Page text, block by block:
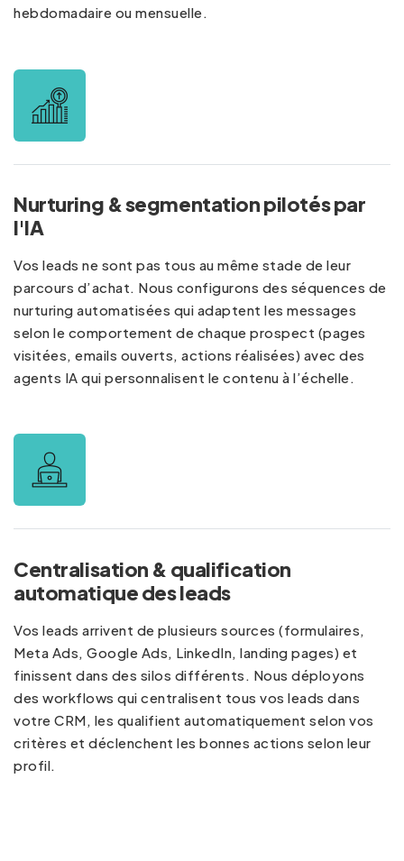
hebdomadaire ou mensuelle.
Nurturing & segmentation pilotés par
l'IA
Vos leads ne sont pas tous au même stade de leur
parcours d’achat. Nous configurons des séquences de
nurturing automatisées qui adaptent les messages
selon le comportement de chaque prospect (pages
visitées, emails ouverts, actions réalisées) avec des
agents IA qui personnalisent le contenu à l’échelle.
Centralisation & qualification
automatique des leads
Vos leads arrivent de plusieurs sources (formulaires,
Meta Ads, Google Ads, LinkedIn, landing pages) et
finissent dans des silos différents. Nous déployons
des workflows qui centralisent tous vos leads dans
votre CRM, les qualifient automatiquement selon vos
critères et déclenchent les bonnes actions selon leur
profil.